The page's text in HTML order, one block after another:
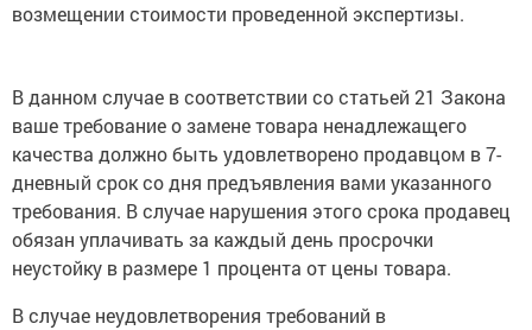
возмещении стоимости проведенной экспертизы.
В данном случае в соответствии со статьей 21 Закона
ваше требование о замене товара ненадлежащего
качества должно быть удовлетворено продавцом в 7-
дневный срок со дня предъявления вами указанного
требования. В случае нарушения этого срока продавец
обязан уплачивать за каждый день просрочки
неустойку в размере 1 процента от цены товара.
В случае неудовлетворения требований в